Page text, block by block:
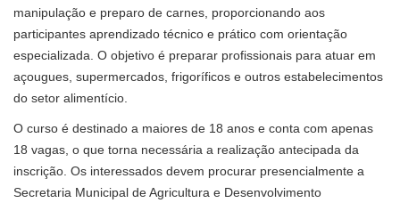
manipulação e preparo de carnes, proporcionando aos
participantes aprendizado técnico e prático com orientação
especializada. O objetivo é preparar profissionais para atuar em
açougues, supermercados, frigoríficos e outros estabelecimentos
do setor alimentício.
O curso é destinado a maiores de 18 anos e conta com apenas
18 vagas, o que torna necessária a realização antecipada da
inscrição. Os interessados devem procurar presencialmente a
Secretaria Municipal de Agricultura e Desenvolvimento